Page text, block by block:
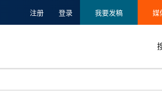
注册 登录 我要发稿 媒